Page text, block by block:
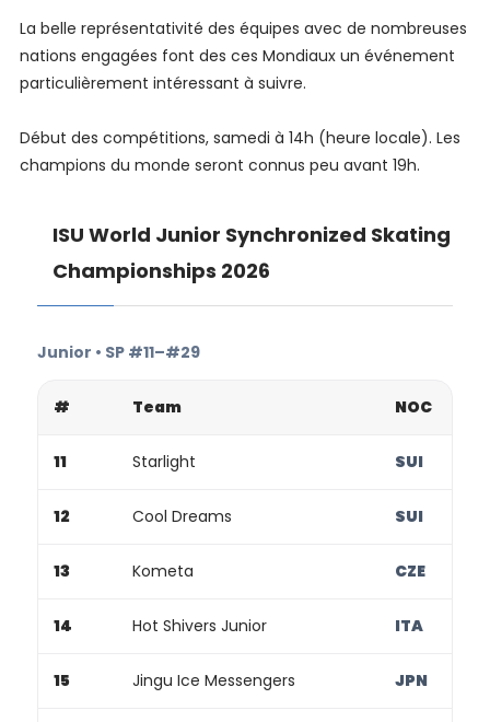
La belle représentativité des équipes avec de nombreuses
nations engagées font des ces Mondiaux un événement
particulièrement intéressant à suivre.
Début des compétitions, samedi à 14h (heure locale). Les
champions du monde seront connus peu avant 19h.
ISU World Junior Synchronized Skating
Championships 2026
Junior • SP #11–#29
# Team NOC
11 Starlight SUI
12 Cool Dreams SUI
13 Kometa CZE
14 Hot Shivers Junior ITA
15 Jingu Ice Messengers JPN